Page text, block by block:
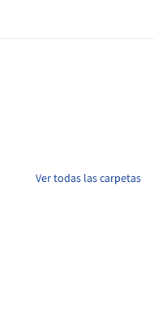
Ver todas las carpetas